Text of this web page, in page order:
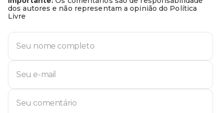
dos autores e não representam a opinião do Política
Livre